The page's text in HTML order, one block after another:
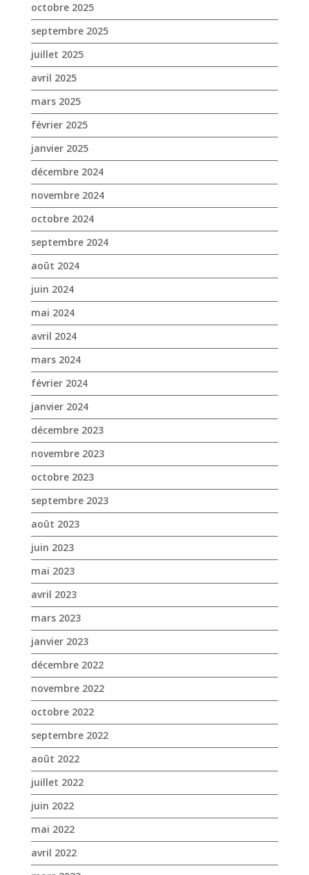
octobre 2025
septembre 2025
juillet 2025
avril 2025
mars 2025
février 2025
janvier 2025
décembre 2024
novembre 2024
octobre 2024
septembre 2024
août 2024
juin 2024
mai 2024
avril 2024
mars 2024
février 2024
janvier 2024
décembre 2023
novembre 2023
octobre 2023
septembre 2023
août 2023
juin 2023
mai 2023
avril 2023
mars 2023
janvier 2023
décembre 2022
novembre 2022
octobre 2022
septembre 2022
août 2022
juillet 2022
juin 2022
mai 2022
avril 2022